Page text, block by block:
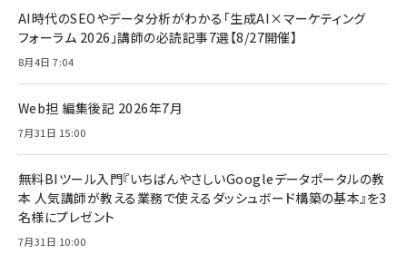
AI時代のSEOやデータ分析がわかる「生成AI×マーケティング
フォーラム 2026」講師の必読記事7選【8/27開催】
8月4日 7:04
Web担 編集後記 2026年7月
7月31日 15:00
無料BIツール入門『いちばんやさしいGoogleデータポータルの教
本 人気講師が教える業務で使えるダッシュボード構築の基本』を3
名様にプレゼント
7月31日 10:00